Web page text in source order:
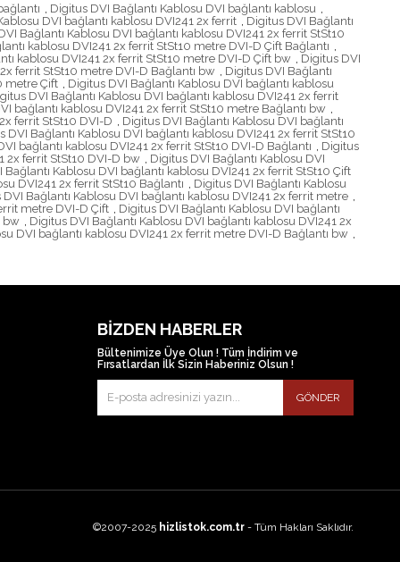
Digitus DVI Bağlantı Kablosu DVI bağlantı kablosu
DVI bağlantı kablosu DVI241 2x ferrit
Digitus DVI Bağlantı
Bağlantı Kablosu DVI bağlantı kablosu DVI241 2x ferrit StSt10
kablosu DVI241 2x ferrit StSt10 metre DVI-D Çift Bağlantı
kablosu DVI241 2x ferrit StSt10 metre DVI-D Çift bw
Digitus DVI
ferrit StSt10 metre DVI-D Bağlantı bw
Digitus DVI Bağlantı
metre Çift
Digitus DVI Bağlantı Kablosu DVI bağlantı kablosu
DVI Bağlantı Kablosu DVI bağlantı kablosu DVI241 2x ferrit
bağlantı kablosu DVI241 2x ferrit StSt10 metre Bağlantı bw
ferrit StSt10 DVI-D
Digitus DVI Bağlantı Kablosu DVI bağlantı
DVI Bağlantı Kablosu DVI bağlantı kablosu DVI241 2x ferrit StSt10
bağlantı kablosu DVI241 2x ferrit StSt10 DVI-D Bağlantı
Digitus
2x ferrit StSt10 DVI-D bw
Digitus DVI Bağlantı Kablosu DVI
Bağlantı Kablosu DVI bağlantı kablosu DVI241 2x ferrit StSt10 Çift
DVI241 2x ferrit StSt10 Bağlantı
Digitus DVI Bağlantı Kablosu
DVI Bağlantı Kablosu DVI bağlantı kablosu DVI241 2x ferrit metre
metre DVI-D Çift
Digitus DVI Bağlantı Kablosu DVI bağlantı
bw
Digitus DVI Bağlantı Kablosu DVI bağlantı kablosu DVI241 2x
DVI bağlantı kablosu DVI241 2x ferrit metre DVI-D Bağlantı bw
BIZDEN HABERLER
Bültenimize Üye Olun ! Tüm İndirim ve
Fırsatlardan İlk Sizin Haberiniz Olsun !
GÖNDER
©2007-2025 hizlistok.com.tr - Tüm Hakları Saklıdır.